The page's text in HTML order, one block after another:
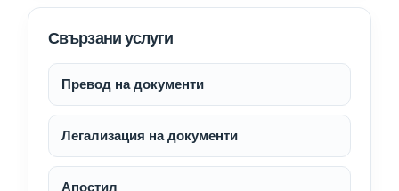
Свързани услуги
Превод на документи
Легализация на документи
Апостил